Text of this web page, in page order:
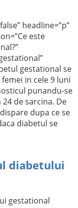
headline=”p”
este
gestational se
in cele 9 luni
punandu-se
de sarcina. De
dupa ce se
diabetul se
diabetului